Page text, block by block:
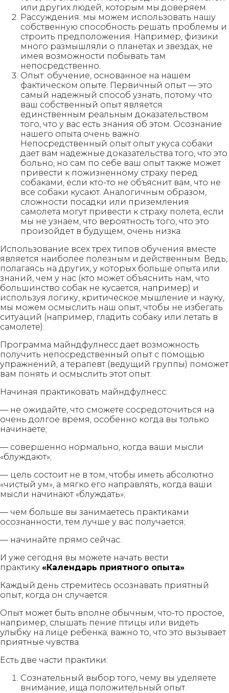
или других людей, которым мы доверяем.
Рассуждения: мы можем использовать нашу
собственную способность решать проблемы и
строить предположения. Например, физики
много размышляли о планетах и ​​звездах, не
имея возможности побывать там
непосредственно.
Опыт: обучение, основанное на нашем
фактическом опыте. Первичный опыт — это
самый надежный способ узнать, потому что
ваш собственный опыт является
единственным реальным доказательством
того, что у вас есть знания об этом. Осознание
нашего опыта очень важно.
Непосредственный опыт опыт укуса собаки
дает вам надежные доказательства того, что это
больно, но сам по себе ваш опыт также может
привести к пожизненному страху перед
собаками, если кто-то не объяснит вам, что не
все собаки кусают. Аналогичным образом,
сложности посадки или приземления
самолета могут привести к страху полета, если
мы не узнаем, что вероятность того, что это
произойдет в будущем, очень низка.
Использование всех трех типов обучения вместе
является наиболее полезным и действенным. Ведь,
полагаясь на других, у которых больше опыта или
знаний, чем у нас (кто может объяснить нам, что
большинство собак не кусается, например) и
используя логику, критическое мышление и науку,
мы можем осмыслить наш опыт, чтобы не избегать
ситуаций (например, гладить собаку или летать в
самолете).
Программа майндфулнесс дает возможность
получить непосредственный опыт с помощью
упражнений, а терапевт (ведущий группы) поможет
вам понять и осмыслить этот опыт.
Начиная практиковать майндфулнесс:
— не ожидайте, что сможете сосредоточиться на
очень долгое время, особенно когда вы только
начинаете;
— совершенно нормально, когда ваши мысли
«блуждают»;
— цель состоит не в том, чтобы иметь абсолютно
«чистый ум», а мягко его направлять, когда ваши
мысли начинают «блуждать»;
— чем больше вы занимаетесь практиками
осознанности, тем лучше у вас получается;
— начинайте прямо сейчас.
И уже сегодня вы можете начать вести
практику «Календарь приятного опыта».
Каждый день стремитесь осознавать приятный
опыт, когда он случается.
Опыт может быть вполне обычным, что-то простое,
например, слышать пение птицы или видеть
улыбку на лице ребенка; важно то, что это вызывает
приятные чувства.
Есть две части практики:
Сознательный выбор того, чему вы уделяете
внимание, ища положительный опыт.